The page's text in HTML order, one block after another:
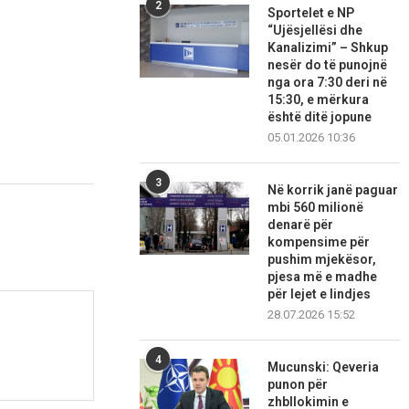
2
Sportelet e NP
“Ujësjellësi dhe
Kanalizimi” – Shkup
nesër do të punojnë
nga ora 7:30 deri në
15:30, e mërkura
është ditë jopune
05.01.2026 10:36
3
Në korrik janë paguar
mbi 560 milionë
denarë për
kompensime për
pushim mjekësor,
pjesa më e madhe
për lejet e lindjes
28.07.2026 15:52
4
Mucunski: Qeveria
punon për
zhbllokimin e